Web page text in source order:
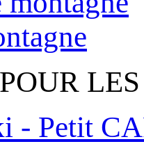
- Petit